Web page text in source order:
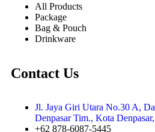
All Products
Package
Bag & Pouch
Drinkware
Contact Us
Jl. Jaya Giri Utara No.30 A,
Denpasar Tim., Kota
+62 878-6087-5445